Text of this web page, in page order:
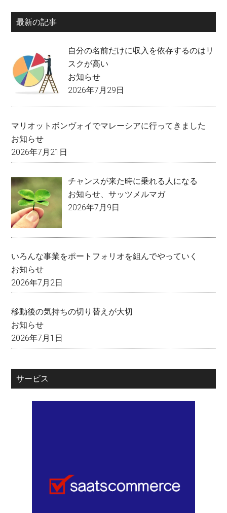
最新の記事
自分の名前だけに収入を依存するのはリ
スクが高い
お知らせ
2026年7月29日
マリオットボンヴォイでマレーシアに行ってきました
お知らせ
2026年7月21日
チャンスが来た時に乗れる人になる
お知らせ、サッツメルマガ
2026年7月9日
いろんな事業をポートフォリオを組んでやっていく
お知らせ
2026年7月2日
移動後の気持ちの切り替えが大切
お知らせ
2026年7月1日
サービス